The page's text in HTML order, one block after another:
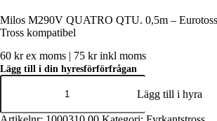
Milos M290V QUATRO QTU. 0,5m –
Tross kompatibel
60 krex moms | 75 krinkl moms
Lägg till i din hyresförförfrågan
Milos
QTU.
Lägg till i hyra